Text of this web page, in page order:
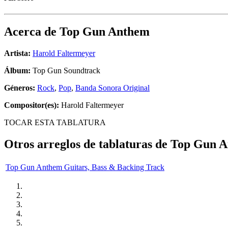
Acerca de Top Gun Anthem
Artista: Harold Faltermeyer
Álbum: Top Gun Soundtrack
Géneros: Rock, Pop, Banda Sonora Original
Compositor(es): Harold Faltermeyer
TOCAR ESTA TABLATURA
Otros arreglos de tablaturas de Top Gun
Top Gun Anthem Guitars, Bass & Backing Track